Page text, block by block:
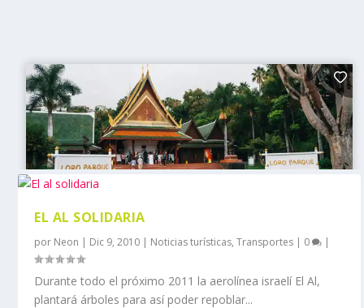
EL AL SOLIDARIA
por Neon | Dic 9, 2010 | Noticias turísticas,Transportes | 0 |
Durante todo el próximo 2011 la aerolínea israelí El Al,
plantará árboles para así poder repoblar...